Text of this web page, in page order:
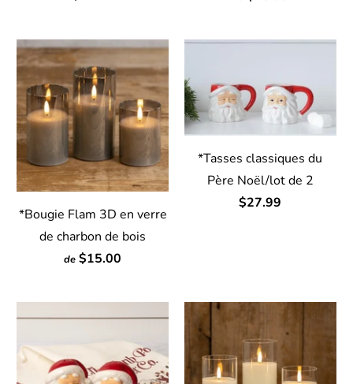
*Bougie Flam 3D en verre
de charbon de bois
de $15.00
*Tasses classiques du
Père Noël/lot de 2
$27.99